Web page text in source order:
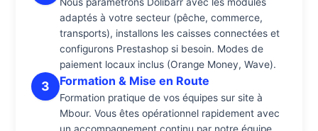
adaptés à votre secteur (pêche, commerce,
transports), installons les caisses connectées et
configurons Prestashop si besoin. Modes de
paiement locaux inclus (Orange Money, Wave).
3 Formation & Mise en Route
Formation pratique de vos équipes sur site à
Mbour. Vous êtes opérationnel rapidement avec
un accompagnement continu par notre équipe